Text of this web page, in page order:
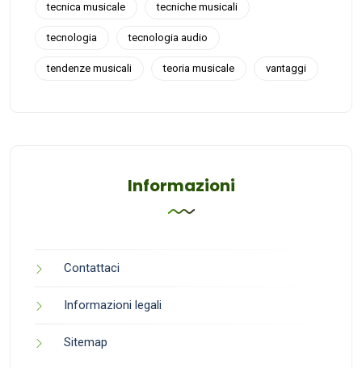
tecnica musicale tecniche musicali
tecnologia tecnologia audio
tendenze musicali teoria musicale vantaggi
Informazioni
Contattaci
Informazioni legali
Sitemap